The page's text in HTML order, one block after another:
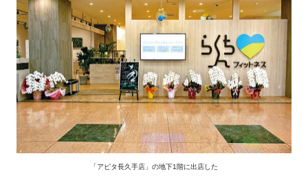
「アピタ長久手店」の地下1階に出店した